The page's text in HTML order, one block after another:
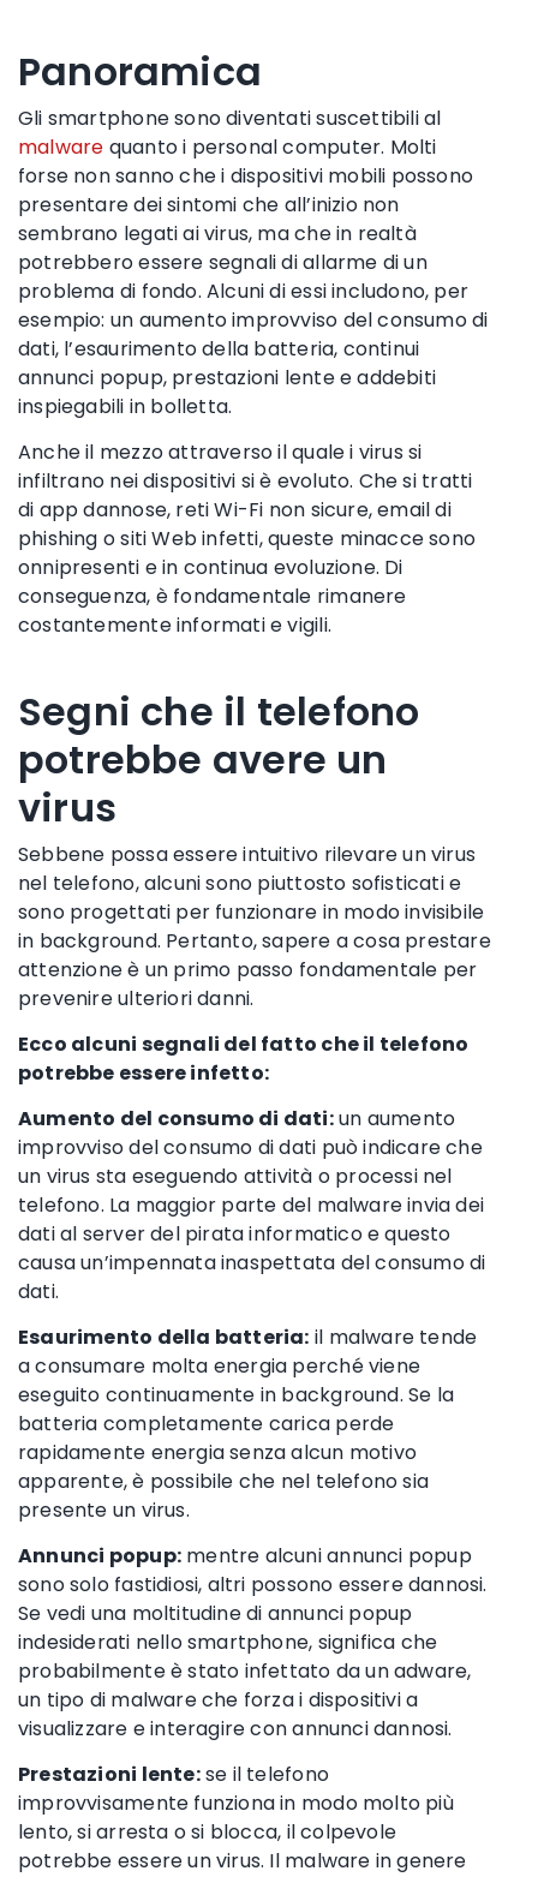
Panoramica
Gli smartphone sono diventati suscettibili al
malware quanto i personal computer. Molti
forse non sanno che i dispositivi mobili possono
presentare dei sintomi che all’inizio non
sembrano legati ai virus, ma che in realtà
potrebbero essere segnali di allarme di un
problema di fondo. Alcuni di essi includono, per
esempio: un aumento improvviso del consumo di
dati, l’esaurimento della batteria, continui
annunci popup, prestazioni lente e addebiti
inspiegabili in bolletta.
Anche il mezzo attraverso il quale i virus si
infiltrano nei dispositivi si è evoluto. Che si tratti
di app dannose, reti Wi-Fi non sicure, email di
phishing o siti Web infetti, queste minacce sono
onnipresenti e in continua evoluzione. Di
conseguenza, è fondamentale rimanere
costantemente informati e vigili.
Segni che il telefono
potrebbe avere un
virus
Sebbene possa essere intuitivo rilevare un virus
nel telefono, alcuni sono piuttosto sofisticati e
sono progettati per funzionare in modo invisibile
in background. Pertanto, sapere a cosa prestare
attenzione è un primo passo fondamentale per
prevenire ulteriori danni.
Ecco alcuni segnali del fatto che il telefono
potrebbe essere infetto:
Aumento del consumo di dati:un aumento
improvviso del consumo di dati può indicare che
un virus sta eseguendo attività o processi nel
telefono. La maggior parte del malware invia dei
dati al server del pirata informatico e questo
causa un’impennata inaspettata del consumo di
dati.
Esaurimento della batteria: il malware tende
a consumare molta energia perché viene
eseguito continuamente in background. Se la
batteria completamente carica perde
rapidamente energia senza alcun motivo
apparente, è possibile che nel telefono sia
presente un virus.
Annunci popup:mentre alcuni annunci popup
sono solo fastidiosi, altri possono essere dannosi.
Se vedi una moltitudine di annunci popup
indesiderati nello smartphone, significa che
probabilmente è stato infettato da un adware,
un tipo di malware che forza i dispositivi a
visualizzare e interagire con annunci dannosi.
Prestazioni lente:se il telefono
improvvisamente funziona in modo molto più
lento, si arresta o si blocca, il colpevole
potrebbe essere un virus. Il malware in genere